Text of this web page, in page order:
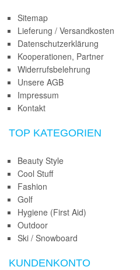
Sitemap
Lieferung / Versandkosten
Datenschutzerklärung
Kooperationen, Partner
Widerrufsbelehrung
Unsere AGB
Impressum
Kontakt
TOP KATEGORIEN
Beauty Style
Cool Stuff
Fashion
Golf
Hygiene (First Aid)
Outdoor
Ski / Snowboard
KUNDENKONTO